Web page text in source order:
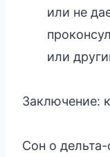
или не
или
Заключение:
Сон о дельта-